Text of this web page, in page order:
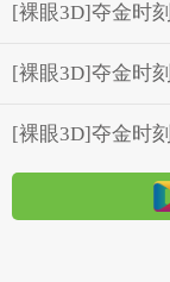
[裸眼3D]夺金时
[裸眼3D]夺金时
[裸眼3D]夺金时